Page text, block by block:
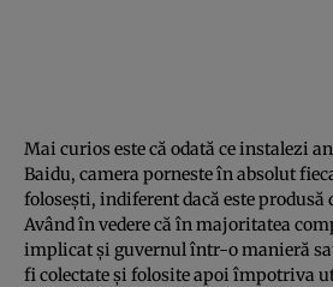
Mai curios este că odată ce instalezi
Baidu, camera porneste în absolut
foloseşti, indiferent dacă este produsă
Având în vedere că în majoritatea
implicat şi guvernul într-o manieră
fi colectate şi folosite apoi împotriva